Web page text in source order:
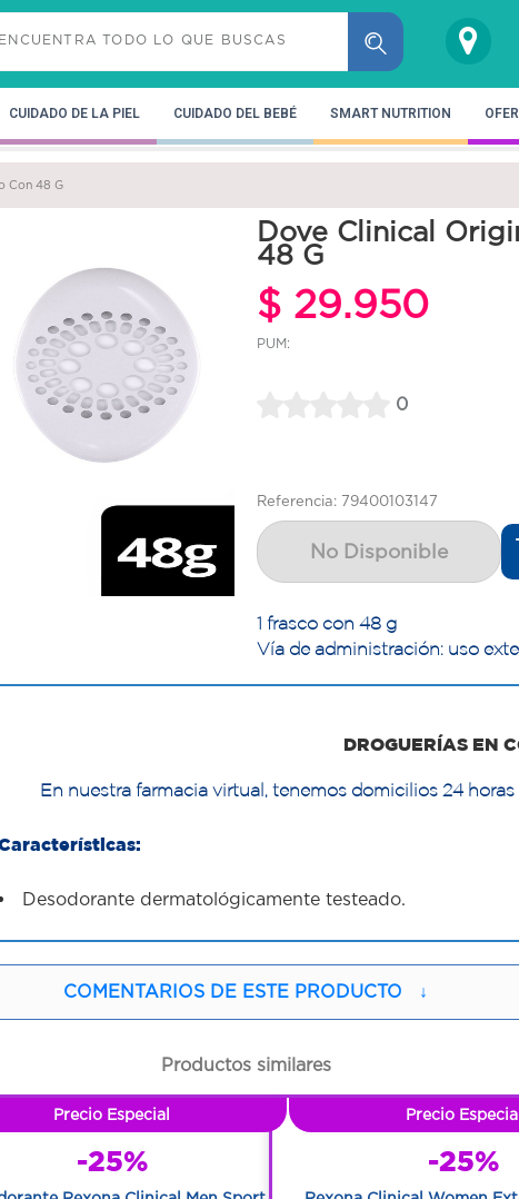
CUIDADO DE LA PIEL CUIDADO DEL BEBÉ SMART NUTRITION
Con 48 G
Dove Clinical
48 G
$ 29.950
PUM:
0
Referencia: 79400103147
No Disponible
1 frasco con 48 g
Vía de administración: uso
DROGUERÍAS EN
En nuestra farmacia virtual, tenemos domicilios 24
Desodorante dermatológicamente testeado.
COMENTARIOS DE ESTE PRODUCTO ↓
Productos similares
Precio Especial
-25%
Precio Especial
-25%